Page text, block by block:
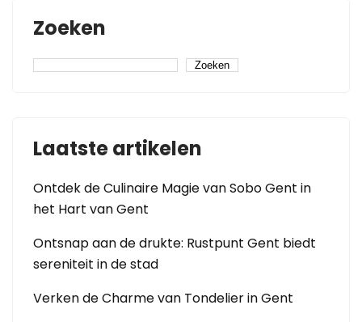
Zoeken
Zoeken
Laatste artikelen
Ontdek de Culinaire Magie van Sobo Gent in
het Hart van Gent
Ontsnap aan de drukte: Rustpunt Gent biedt
sereniteit in de stad
Verken de Charme van Tondelier in Gent